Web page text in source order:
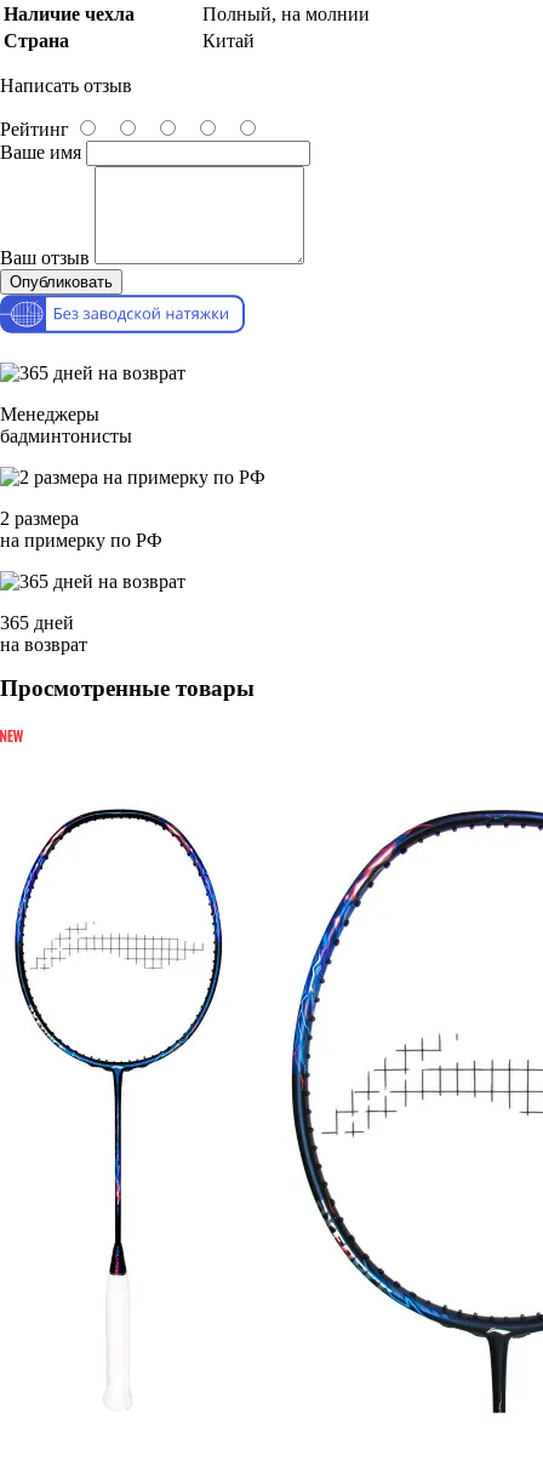
Наличие чехла
Полный, на молнии
Страна
Китай
Написать отзыв
Рейтинг
Ваше имя
Ваш отзыв
Опубликовать
Менеджеры
бадминтонисты
2 размера
на примерку по РФ
365 дней
на возврат
Просмотренные товары